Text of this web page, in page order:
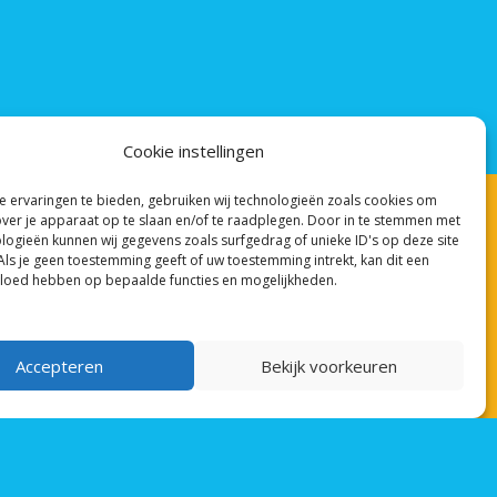
Cookie instellingen
ervaringen te bieden, gebruiken wij technologieën zoals cookies om
je apparaat op te slaan en/of te raadplegen. Door in te stemmen met
kunnen wij gegevens zoals surfgedrag of unieke ID's op deze site
je geen toestemming geeft of uw toestemming intrekt, kan dit een
hebben op bepaalde functies en mogelijkheden.
Accepteren Bekijk voorkeuren
Privacy & veiligheid
Manage cookies